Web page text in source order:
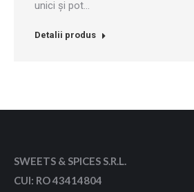
unici și pot…
Detalii produs
SWEETS & SPICES S.R.L.
CUI: RO 43414804